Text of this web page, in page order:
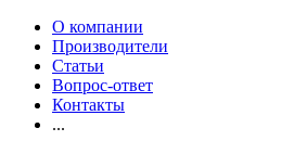
О компании
Производители
Статьи
Вопрос-ответ
Контакты
...